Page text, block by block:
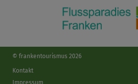
© frankentourismus 2026
Kontakt
Impressum